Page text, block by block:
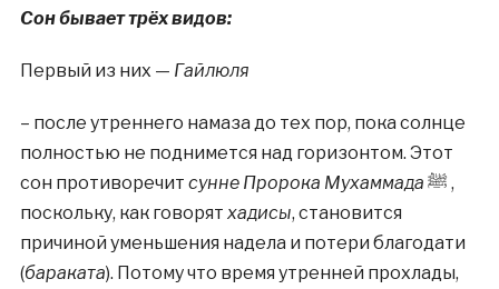
Сон бывает трёх видов:
Первый из них — Гайлюля
– после утреннего намаза до тех пор, пока солнце
полностью не поднимется над горизонтом. Этот
сон противоречит сунне Пророка Мухаммада
поскольку, как говорят хадисы, становится
причиной уменьшения надела и потери благодати
(бараката). Потому что время утренней прохлады,